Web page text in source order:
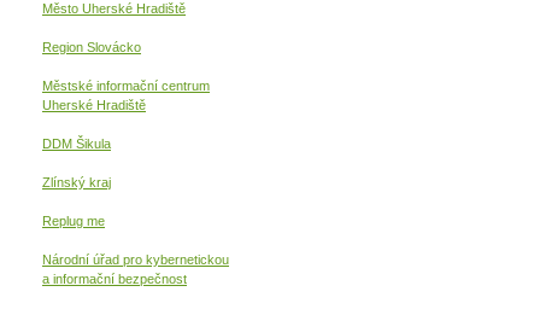
Město Uherské Hradiště
Region Slovácko
Městské informační centrum
Uherské Hradiště
DDM Šikula
Zlínský kraj
Replug me
Národní úřad pro kybernetickou
a informační bezpečnost